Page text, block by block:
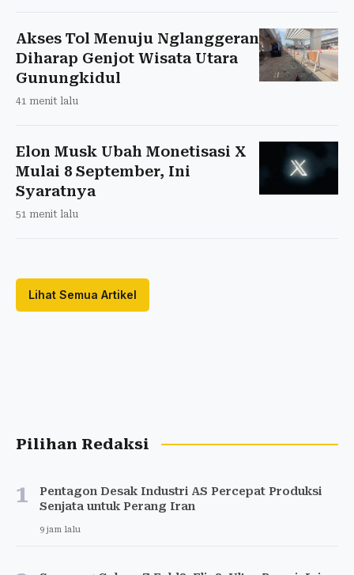
Akses Tol Menuju Nglanggeran
Diharap Genjot Wisata Utara
Gunungkidul
41 menit lalu
Elon Musk Ubah Monetisasi X
Mulai 8 September, Ini
Syaratnya
51 menit lalu
Lihat Semua Artikel
Pilihan Redaksi
1
Pentagon Desak Industri AS Percepat Produksi
Senjata untuk Perang Iran
9 jam lalu